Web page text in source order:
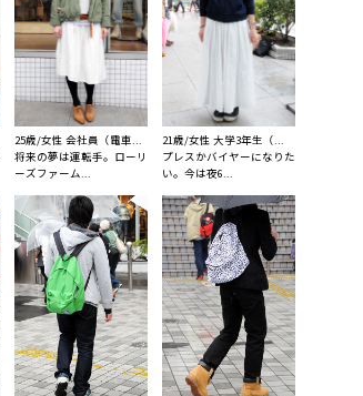
25歳/女性 会社員（電車...
将来の夢は運転手。ローリ
ーズファーム...
21歳/女性 大学3年生（...
プレスかバイヤーになりた
い。今は夜6...